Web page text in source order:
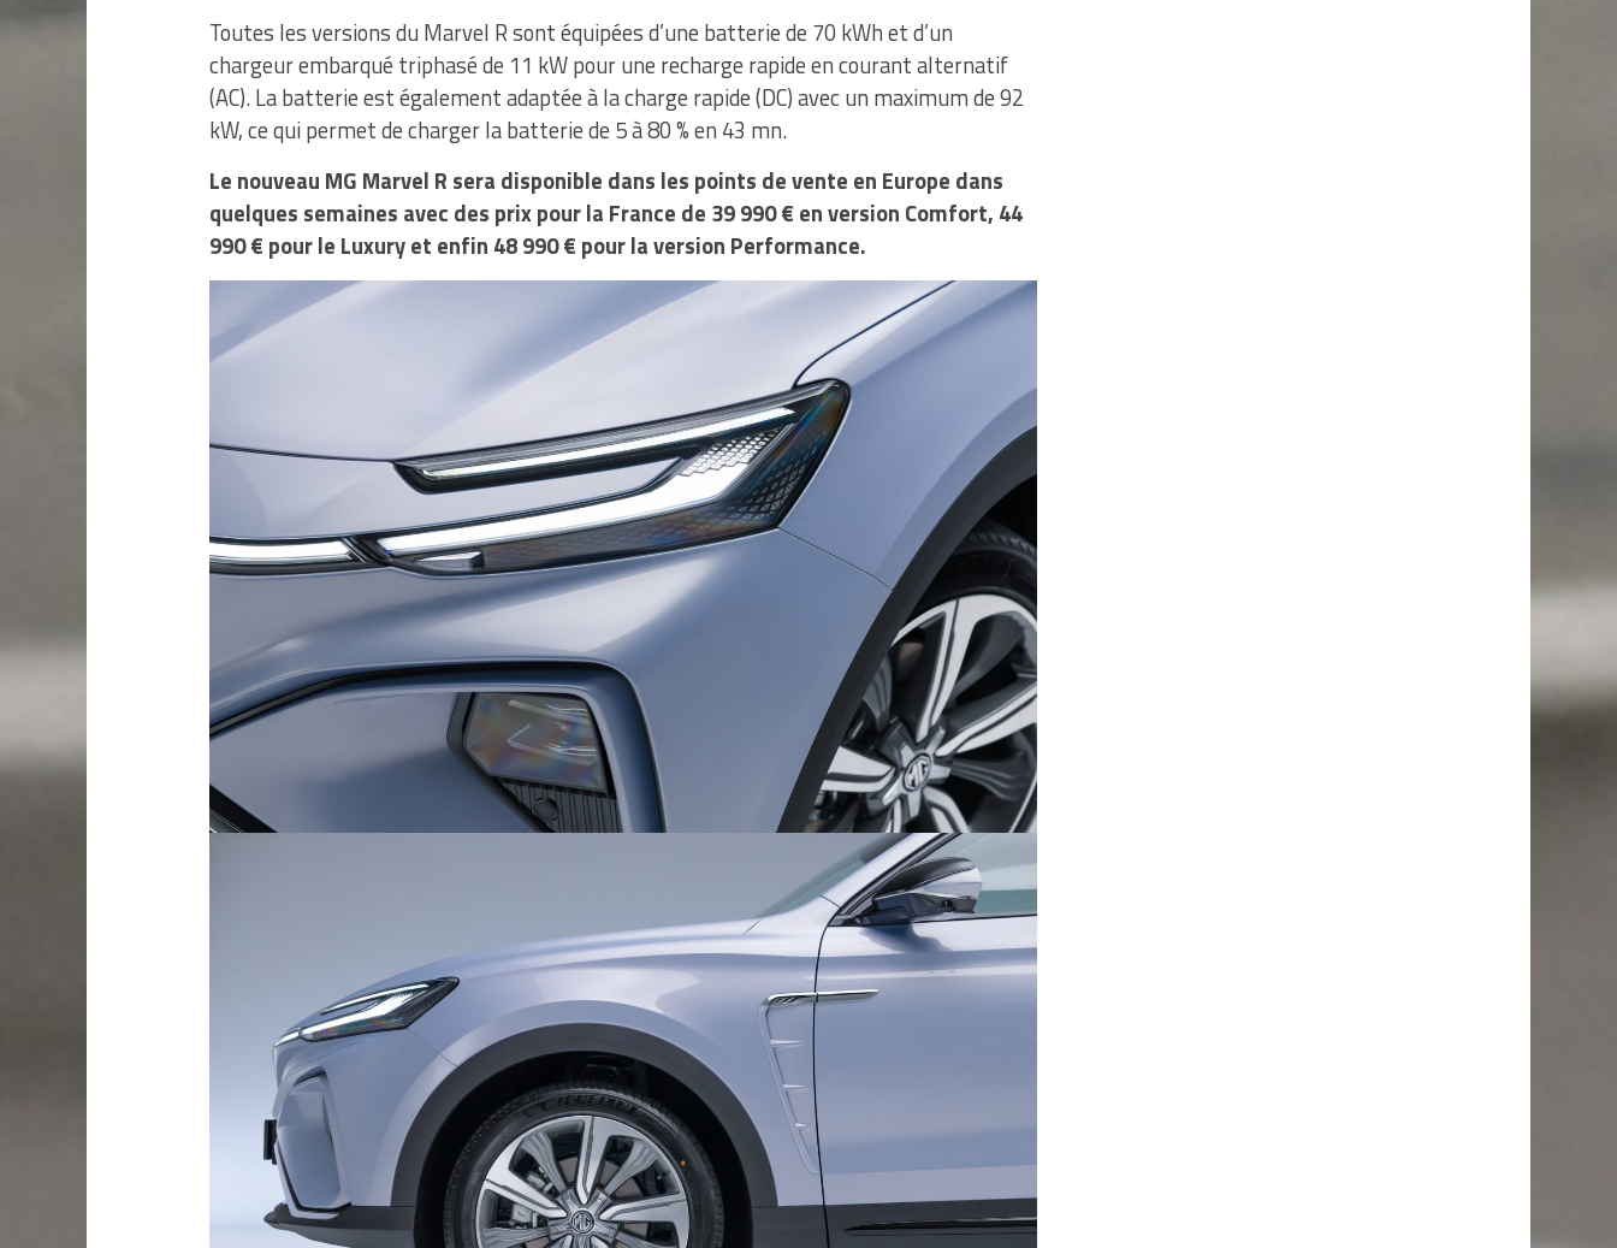
Toutes les versions du Marvel R sont équipées d’une batterie de 70 kWh et d’un
chargeur embarqué triphasé de 11 kW pour une recharge rapide en courant alternatif
(AC). La batterie est également adaptée à la charge rapide (DC) avec un maximum de 92
kW, ce qui permet de charger la batterie de 5 à 80 % en 43 mn.
Le nouveau MG Marvel R sera disponible dans les points de vente en Europe dans
quelques semaines avec des prix pour la France de 39 990 € en version Comfort, 44
990 € pour le Luxury et enfin 48 990 € pour la version Performance.